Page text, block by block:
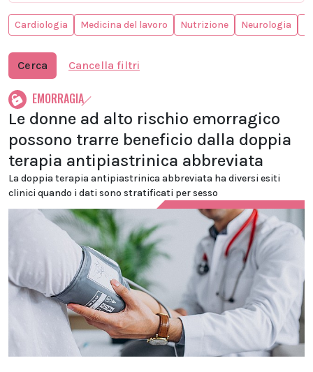
Cardiologia Medicina del lavoro Nutrizione Neurologia
Cerca Cancella filtri
EMORRAGIA
Le donne ad alto rischio emorragico
possono trarre beneficio dalla doppia
terapia antipiastrinica abbreviata
La doppia terapia antipiastrinica abbreviata ha diversi esiti
clinici quando i dati sono stratificati per sesso